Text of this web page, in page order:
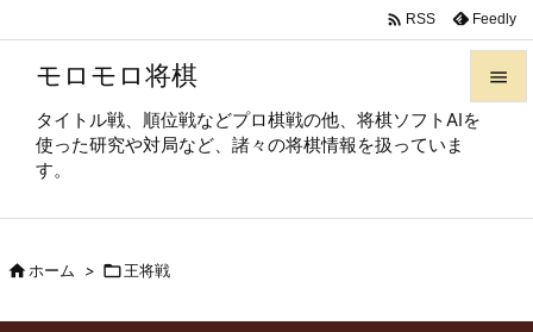
モロモロ将棋
タイトル戦、順位戦などプロ棋戦の他、将棋ソフトAIを
使った研究や対局など、諸々の将棋情報を扱っていま
す。

サイド
 RSS Feedly
ホーム > 王将戦